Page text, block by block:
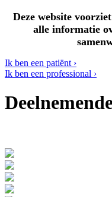
Deze website
alle informatie
Ik ben een patiënt ›
Ik ben een professional ›